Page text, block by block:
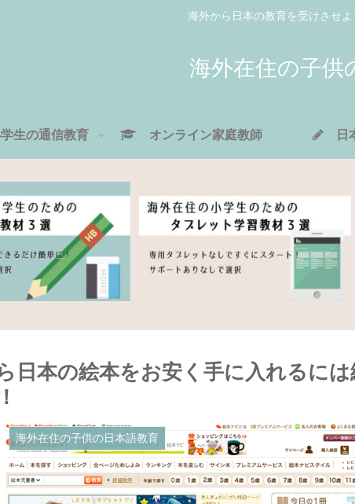
海外から日本の教育を受けさせ
海外在住の子供
生の通信教育 オンライン家庭教師 日
日本の絵本をお安く手に入れるに
海外在住の子供の日本語教育